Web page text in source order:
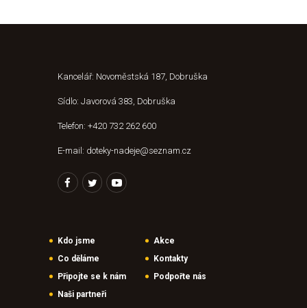
Kancelář: Novoměstská 187, Dobruška
Sídlo: Javorová 383, Dobruška
Telefon: +420 732 262 600
E-mail: doteky-nadeje@seznam.cz
Kdo jsme
Co děláme
Připojte se k nám
Naši partneři
Akce
Kontakty
Podpořte nás